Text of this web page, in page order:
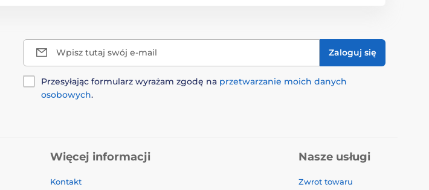
Wpisz tutaj swój e-mail Zaloguj się
Przesyłając formularz wyrażam zgodę na przetwarzanie moich danych
osobowych.
Więcej informacji
Kontakt
Nasze usługi
Zwrot towaru